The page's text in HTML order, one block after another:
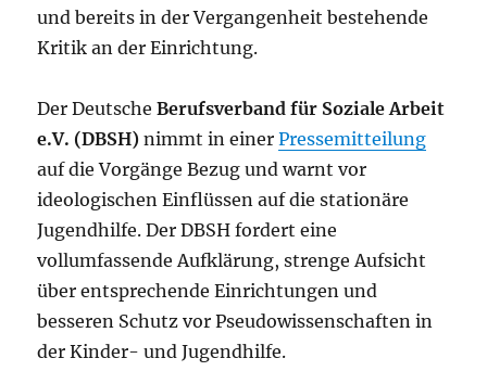
und bereits in der Vergangenheit bestehende
Kritik an der Einrichtung.
Der DeutscheBerufsverband für Soziale Arbeit
e.V. (DBSH)nimmt in einerPressemitteilung
auf die Vorgänge Bezug und warnt vor
ideologischen Einflüssen auf die stationäre
Jugendhilfe. Der DBSH fordert eine
vollumfassende Aufklärung, strenge Aufsicht
über entsprechende Einrichtungen und
besseren Schutz vor Pseudowissenschaften in
der Kinder- und Jugendhilfe.